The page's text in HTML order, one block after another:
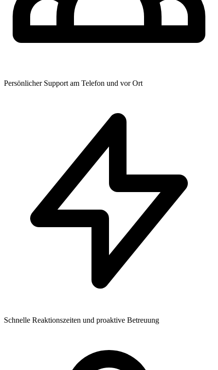
Persönlicher Support am Telefon und vor Ort
Schnelle Reaktionszeiten und proaktive Betreuung